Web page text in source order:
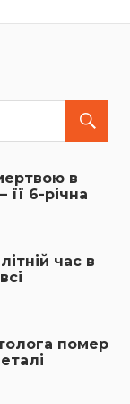
в
її 6-річна
час в
помер